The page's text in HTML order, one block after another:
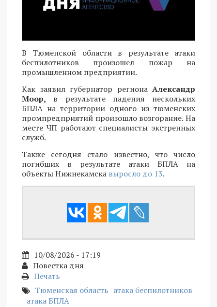
В Тюменской области в результате атаки
беспилотников произошел пожар на
промышленном предприятии.
Как заявил губернатор региона Александр
Моор, в результате падения нескольких
БПЛА на территории одного из тюменских
промпредприятий произошло возгорание. На
месте ЧП работают специалисты экстренных
служб.
Также сегодня стало известно, что число
погибших в результате атаки БПЛА на
объекты Нижнекамска выросло до 13.
10/08/2026 - 17:19
Повестка дня
Печать
Тюменская область атака беспилотников
атака БПЛА